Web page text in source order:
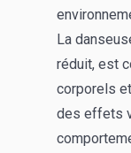
La
réduit, est
corporels
des effets